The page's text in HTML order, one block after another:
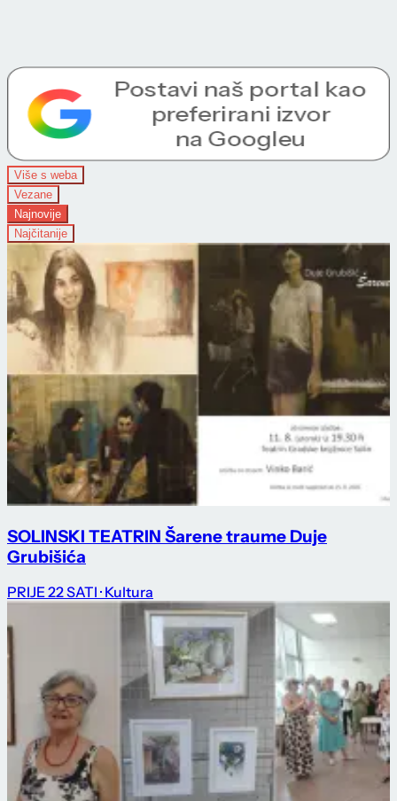
Više s weba
Vezane
Najnovije
Najčitanije
SOLINSKI TEATRIN Šarene traume Duje
Grubišića
PRIJE 22 SATI · Kultura